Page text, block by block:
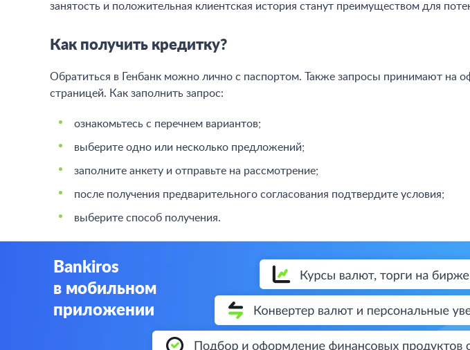
занятость и положительная клиентская история станут преимуществом для
Как получить кредитку?
Обратиться в Генбанк можно лично с паспортом. Также запросы принимают на
страницей. Как заполнить запрос:
ознакомьтесь с перечнем вариантов;
выберите одно или несколько предложений;
заполните анкету и отправьте на рассмотрение;
после получения предварительного согласования подтвердите условия;
выберите способ получения.
Bankiros
в мобильном
приложении